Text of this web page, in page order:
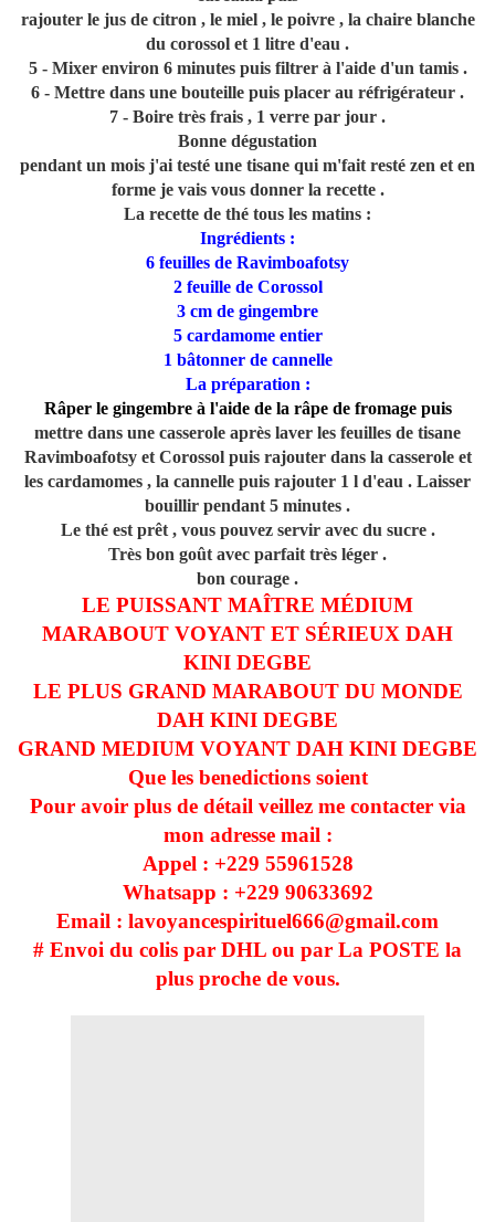
rajouter le jus de citron , le miel , le poivre , la chaire blanche
du corossol et 1 litre d'eau .
5 - Mixer environ 6 minutes puis filtrer à l'aide d'un tamis .
6 - Mettre dans une bouteille puis placer au réfrigérateur .
7 - Boire très frais , 1 verre par jour .
Bonne dégustation
pendant un mois j'ai testé une tisane qui m'fait resté zen et en
forme je vais vous donner la recette .
La recette de thé tous les matins :
Ingrédients :
6 feuilles de Ravimboafotsy
2 feuille de Corossol
3 cm de gingembre
5 cardamome entier
1 bâtonner de cannelle
La préparation :
Râper le gingembre à l'aide de la râpe de fromage puis
mettre dans une casserole après laver les feuilles de tisane
Ravimboafotsy et Corossol puis rajouter dans la casserole et
les cardamomes , la cannelle puis rajouter 1 l d'eau . Laisser
bouillir pendant 5 minutes .
Le thé est prêt , vous pouvez servir avec du sucre .
Très bon goût avec parfait très léger .
bon courage .
LE PUISSANT MAÎTRE MÉDIUM
MARABOUT VOYANT ET SÉRIEUX DAH
KINI DEGBE
LE PLUS GRAND MARABOUT DU MONDE
DAH KINI DEGBE
GRAND MEDIUM VOYANT DAH KINI DEGBE
Que les benedictions soient
Pour avoir plus de détail veillez me contacter via
mon adresse mail :
Appel : +229 55961528
Whatsapp : +229 90633692
Email : lavoyancespirituel666@gmail.com
# Envoi du colis par DHL ou par La POSTE la
plus proche de vous.